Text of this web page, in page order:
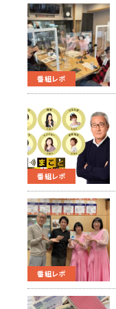
番組レポ
番組レポ
番組レポ